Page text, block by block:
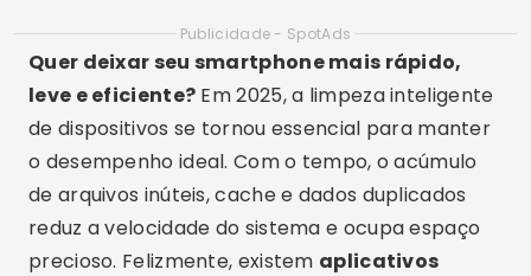
Publicidade - SpotAds
Quer deixar seu smartphone mais rápido,
leve e eficiente? Em 2025, a limpeza inteligente
de dispositivos se tornou essencial para manter
o desempenho ideal. Com o tempo, o acúmulo
de arquivos inúteis, cache e dados duplicados
reduz a velocidade do sistema e ocupa espaço
precioso. Felizmente, existem aplicativos